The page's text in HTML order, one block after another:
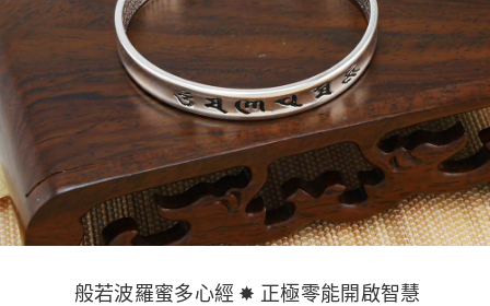
般若波羅蜜多心經 ✸ 正極零能開啟智慧